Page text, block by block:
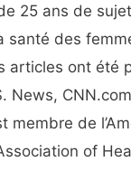
25 ans de
des
articles ont été
News,
membre de
of